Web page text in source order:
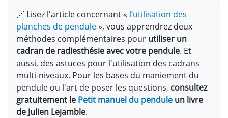
🔗 Lisez l'article concernant « l’utilisation des
planches de pendule», vous apprendrez deux
méthodes complémentaires pour utiliser un
cadran de radiesthésie avec votre pendule. Et
aussi, des astuces pour l'utilisation des cadrans
multi-niveaux. Pour les bases du maniement du
pendule ou l'art de poser les questions, consultez
gratuitement le Petit manuel du pendule un livre
de Julien Lejamble.